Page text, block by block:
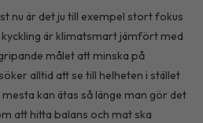
nu är det ju till exempel stort fokus
är klimatsmart jämfört med
målet att minska på
alltid att se till helheten i stället
kan ätas så länge man gör det
att hitta balans och mat ska